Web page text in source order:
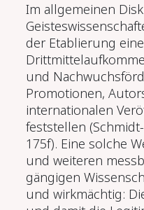
Im allgemeinen
der Etablierung
und
Promotionen,
internationalen
feststellen
175f). Eine solche
und weiteren
gängigen
und wirkmächtig: